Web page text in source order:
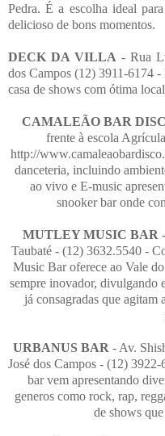
Pedra. É a escolha ideal
delicioso de bons momentos.
DECK DA VILLA - Rua
dos Campos (12) 3911-6174
casa de shows com ótima
CAMALEÃO BAR
frente à escola
http://
danceteria, incluindo
ao vivo e E-music
snooker bar onde
MUTLEY MUSIC BAR
Taubaté - (12) 3632.5540 -
Music Bar oferece ao Vale
sempre inovador, divulgando
já consagradas que agitam
URBANUS BAR - Av.
José dos Campos - (12)
bar vem apresentando
generos como rock, rap,
de shows